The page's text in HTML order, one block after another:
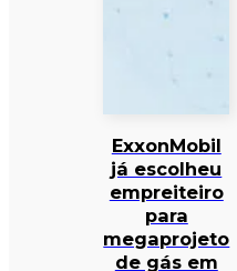
ExxonMobil
já escolheu
empreiteiro
para
megaprojeto
de gás em